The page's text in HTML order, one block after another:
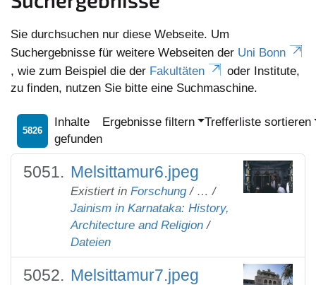
Sie durchsuchen nur diese Webseite. Um
Suchergebnisse für weitere Webseiten der Uni Bonn
, wie zum Beispiel die der Fakultäten
oder Institute,
zu finden, nutzen Sie bitte eine Suchmaschine.
5826
Inhalte
gefunden
Ergebnisse filtern Trefferliste sortieren
Melsittamur6.jpeg
Existiert in Forschung / …/
Jainism in Karnataka: History,
Architecture and Religion /
Dateien
Melsittamur7.jpeg